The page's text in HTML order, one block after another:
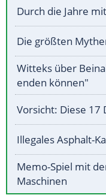
Durch die Jahre
Die größten
Witteks über
enden können"
Vorsicht: Diese 17
Illegales Asphalt-
Memo-Spiel mit
Maschinen